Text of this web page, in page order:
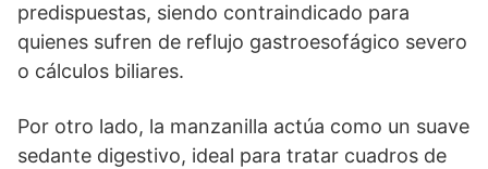
predispuestas, siendo contraindicado para
quienes sufren de reflujo gastroesofágico severo
o cálculos biliares.
Por otro lado, la manzanilla actúa como un suave
sedante digestivo, ideal para tratar cuadros de